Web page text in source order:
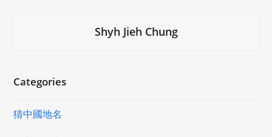
Shyh Jieh Chung
Categories
猜中國地名